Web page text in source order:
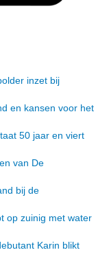
inzet bij
en kansen voor het
50 jaar en viert
van De
bij de
op zuinig met water
Karin blikt